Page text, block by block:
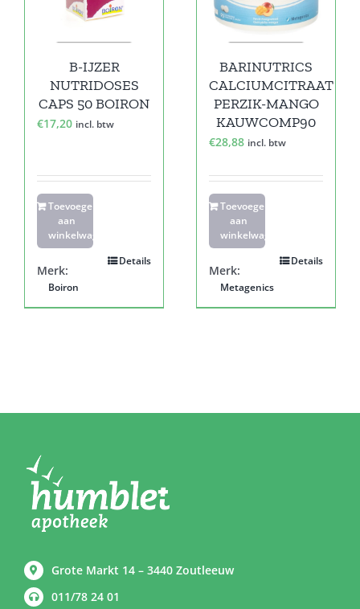
B-IJZER
NUTRIDOSES
CAPS 50 BOIRON
€17,20 incl. btw
Toevoegen
aan
winkelwagen
Details
Merk:
Boiron
BARINUTRICS
CALCIUMCITRAAT
PERZIK-MANGO
KAUWCOMP90
€28,88 incl. btw
Toevoegen
aan
winkelwagen
Details
Merk:
Metagenics
Grote Markt 14 – 3440 Zoutleeuw
011/78 24 01